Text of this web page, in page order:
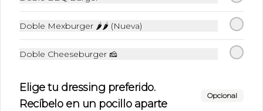
$8.190
personas
Dos Burgers simples a elección + 2
papas fritas normales + 2 bebidas lata
Doble Mexburger 🌶🌶 (Nueva)
Doble Cheeseburger 🧀
Elige tu dressing preferido.
Recíbelo en un pocillo aparte
Opcional